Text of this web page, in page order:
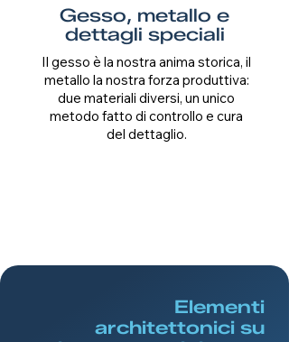
Gesso, metallo e
dettagli speciali
Il gesso è la nostra anima storica, il
metallo la nostra forza produttiva:
due materiali diversi, un unico
metodo fatto di controllo e cura
del dettaglio.
Elementi
architettonici su